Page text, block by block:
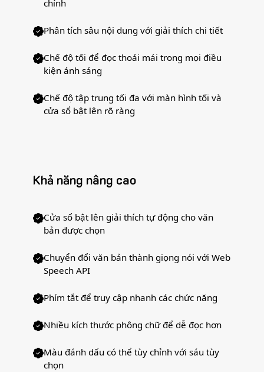
chính
Phân tích sâu nội dung với giải thích chi tiết
Chế độ tối để đọc thoải mái trong mọi điều
kiện ánh sáng
Chế độ tập trung tối đa với màn hình tối và
cửa sổ bật lên rõ ràng
Khả năng nâng cao
Cửa sổ bật lên giải thích tự động cho văn
bản được chọn
Chuyển đổi văn bản thành giọng nói với Web
Speech API
Phím tắt để truy cập nhanh các chức năng
Nhiều kích thước phông chữ để dễ đọc hơn
Màu đánh dấu có thể tùy chỉnh với sáu tùy
chọn